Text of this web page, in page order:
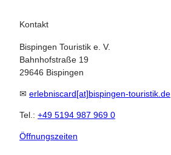
Kontakt
Bispingen Touristik e. V.
Bahnhofstraße 19
29646 Bispingen
✉ erlebniscard[at]bispingen-touristik.de
Tel.: +49 5194 987 969 0
Öffnungszeiten